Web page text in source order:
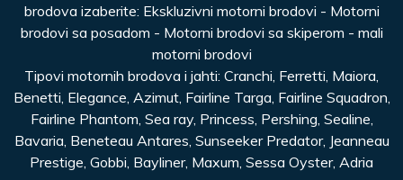
brodova izaberite: Ekskluzivni motorni brodovi - Motorni
brodovi sa posadom - Motorni brodovi sa skiperom - mali
motorni brodovi
Tipovi motornih brodova i jahti: Cranchi, Ferretti, Maiora,
Benetti, Elegance, Azimut, Fairline Targa, Fairline Squadron,
Fairline Phantom, Sea ray, Princess, Pershing, Sealine,
Bavaria, Beneteau Antares, Sunseeker Predator, Jeanneau
Prestige, Gobbi, Bayliner, Maxum, Sessa Oyster, Adria